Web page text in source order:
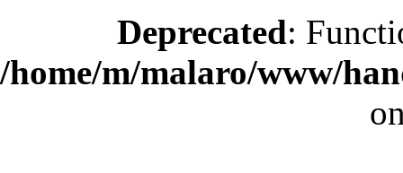
Deprecated:
/home/m/malaro/www/